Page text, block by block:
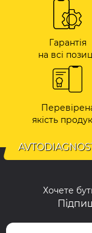
Гарантія
на всі
якість
Хочете